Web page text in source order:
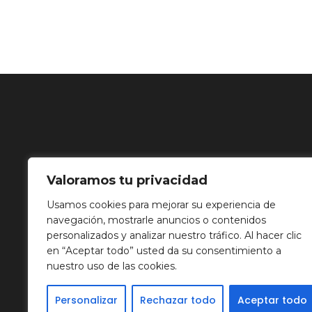
Valoramos tu privacidad
Usamos cookies para mejorar su experiencia de
navegación, mostrarle anuncios o contenidos
personalizados y analizar nuestro tráfico. Al hacer clic
en “Aceptar todo” usted da su consentimiento a
nuestro uso de las cookies.
Personalizar Rechazar todo Aceptar todo